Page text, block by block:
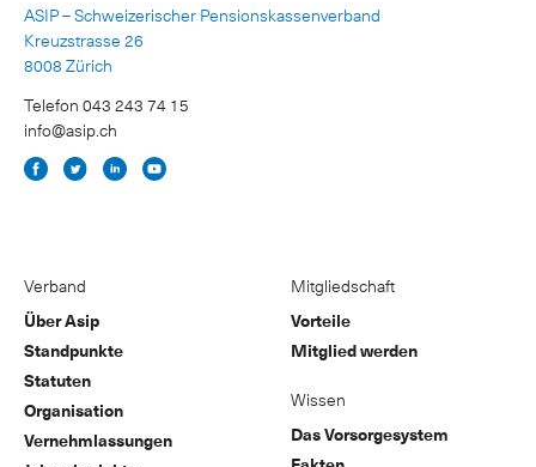
ASIP – Schweizerischer Pensionskassenverband
Kreuzstrasse 26
8008 Zürich
Telefon 043 243 74 15
info@asip.ch
Verband
Über Asip
Standpunkte
Statuten
Organisation
Vernehmlassungen
Mitgliedschaft
Vorteile
Mitglied werden
Wissen
Das Vorsorgesystem